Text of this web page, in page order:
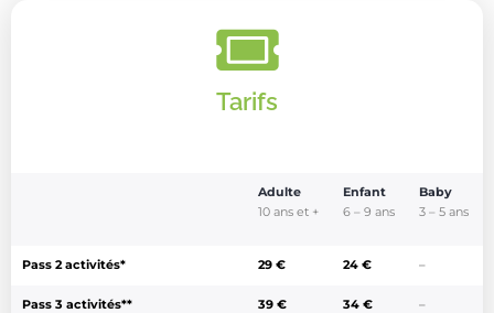
Tarifs
Adulte
10 ans et +
Enfant
6 – 9 ans
Baby
3 – 5 ans
Pass 2 activités* 29 € 24 € –
Pass 3 activités** 39 € 34 € –